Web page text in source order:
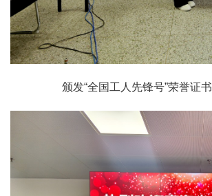
颁发“全国工人先锋号”荣誉证书